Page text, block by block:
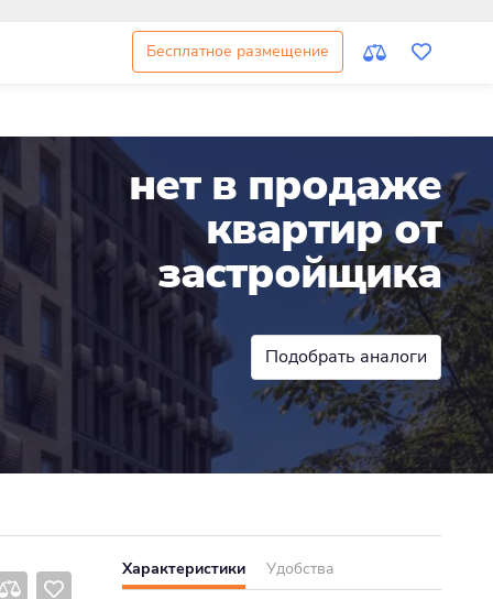
Бесплатное размещение
нет в продаже
квартир от
застройщика
Подобрать аналоги
Характеристики Удобства